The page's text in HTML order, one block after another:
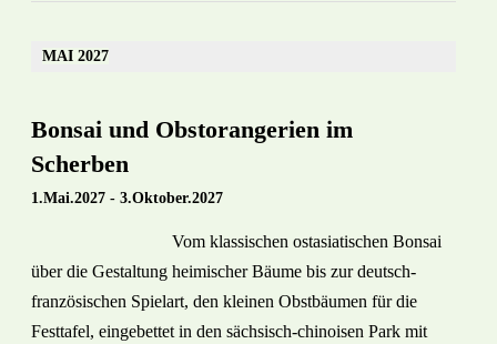
MAI 2027
Bonsai und Obstorangerien im
Scherben
1.Mai.2027 - 3.Oktober.2027
Vom klassischen ostasiatischen Bonsai
über die Gestaltung heimischer Bäume bis zur deutsch-
französischen Spielart, den kleinen Obstbäumen für die
Festtafel, eingebettet in den sächsisch-chinoisen Park mit